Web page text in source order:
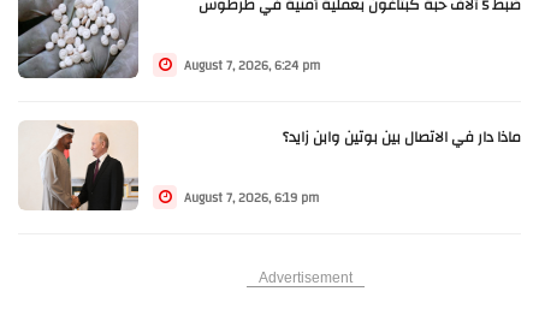
ضبط 5 آلاف حبة كبتاغون بعملية أمنية في طرطوس
August 7, 2026, 6:24 pm
ماذا دار في الاتصال بين بوتين وابن زايد؟
August 7, 2026, 6:19 pm
Advertisement